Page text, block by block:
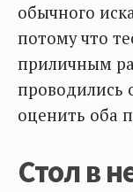
обычного
потому что
приличным
проводились
оценить оба
Стол в